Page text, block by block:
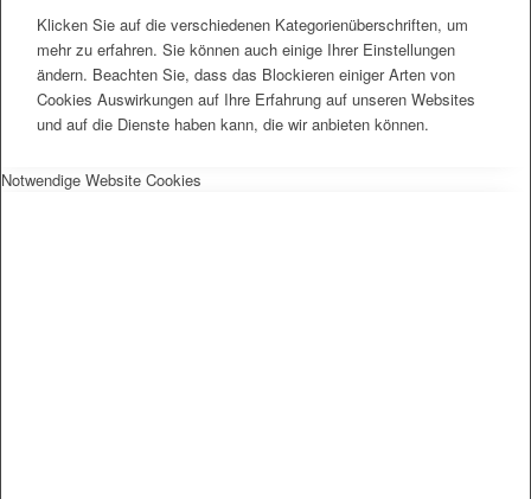
Klicken Sie auf die verschiedenen Kategorienüberschriften, um
mehr zu erfahren. Sie können auch einige Ihrer Einstellungen
ändern. Beachten Sie, dass das Blockieren einiger Arten von
Cookies Auswirkungen auf Ihre Erfahrung auf unseren Websites
und auf die Dienste haben kann, die wir anbieten können.
Notwendige Website Cookies